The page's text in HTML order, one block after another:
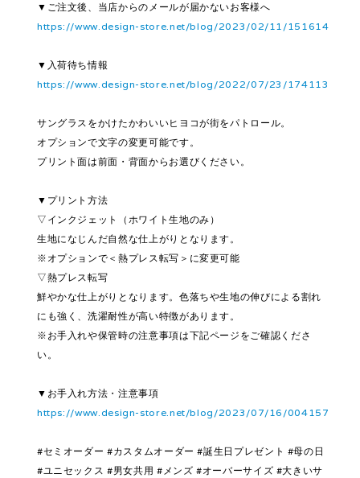
▼ご注文後、当店からのメールが届かないお客様へ
https://www.design-store.net/blog/2023/02/11/151614
▼入荷待ち情報
https://www.design-store.net/blog/2022/07/23/174113
サングラスをかけたかわいいヒヨコが街をパトロール。
オプションで文字の変更可能です。
プリント面は前面・背面からお選びください。
▼プリント方法
▽インクジェット（ホワイト生地のみ）
生地になじんだ自然な仕上がりとなります。
※オプションで＜熱プレス転写＞に変更可能
▽熱プレス転写
鮮やかな仕上がりとなります。色落ちや生地の伸びによる割れ
にも強く、洗濯耐性が高い特徴があります。
※お手入れや保管時の注意事項は下記ページをご確認くださ
い。
▼お手入れ方法・注意事項
https://www.design-store.net/blog/2023/07/16/004157
#セミオーダー #カスタムオーダー #誕生日プレゼント #母の日
#ユニセックス #男女共用 #メンズ #オーバーサイズ #大きいサ